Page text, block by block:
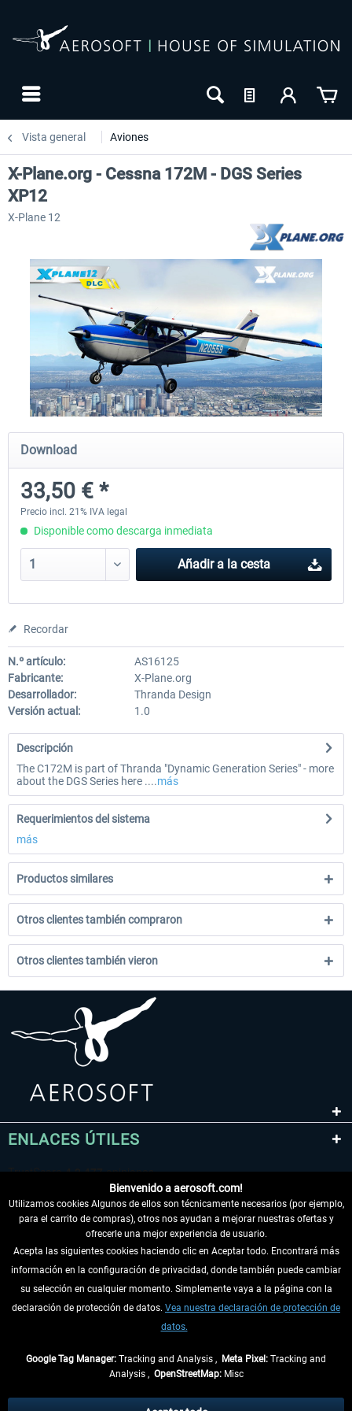
Vista general Aviones
X-Plane.org - King Air 350 XP12
X-Plane.org - Cessna 172M
Series XP12
X-Plane.org - Cessna 172M - DGS Series
XP12
X-Plane 12
Download
33,50 € *
Precio incl. 21% IVA legal
Disponible como descarga inmediata
Añadir a la cesta
Recordar
N.º artículo:
AS16125
Fabricante:
X-Plane.org
Desarrollador:
Thranda Design
Versión actual:
1.0
Descripción
The C172M is part of Thranda "Dynamic Generation Series" - more
about the DGS Series here ....más
Requerimientos del sistema
más
Productos similares
Otros clientes también compraron
Otros clientes también vieron
ENLACES ÚTILES
DESISTIR DEL CONTRATO
INFORMACIÓN
Bienvenido a aerosoft.com!
Utilizamos cookies Algunos de ellos son técnicamente necesarios (por ejemplo,
para el carrito de compras), otros nos ayudan a mejorar nuestras ofertas y
ofrecerle una mejor experiencia de usuario.
Acepta las siguientes cookies haciendo clic en Aceptar todo. Encontrará más
información en la configuración de privacidad, donde también puede cambiar
su selección en cualquier momento. Simplemente vaya a la página con la
declaración de protección de datos. Vea nuestra declaración de protección de
datos.
Google Tag Manager: Tracking and Analysis , Meta Pixel: Tracking and
Analysis , OpenStreetMap:Misc